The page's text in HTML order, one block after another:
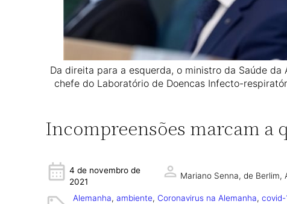
Da direita para a esquerda, o ministro da Saúde
chefe do Laboratório de Doencas Infecto-
Incompreensões marcam a
4 de novembro de
2021
Mariano Senna, de Berlim,
Alemanha, ambiente, Coronavirus na Alemanha, covid-